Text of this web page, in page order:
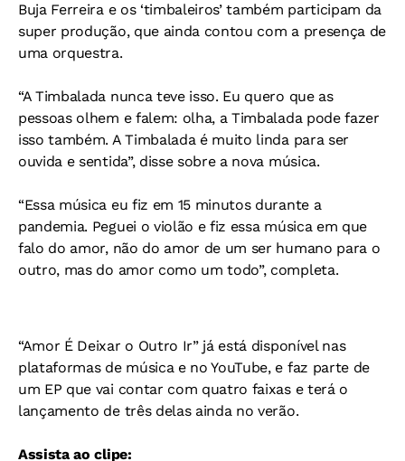
Buja Ferreira e os ‘timbaleiros’ também participam da
super produção, que ainda contou com a presença de
uma orquestra.
“A Timbalada nunca teve isso. Eu quero que as
pessoas olhem e falem: olha, a Timbalada pode fazer
isso também. A Timbalada é muito linda para ser
ouvida e sentida”, disse sobre a nova música.
“Essa música eu fiz em 15 minutos durante a
pandemia. Peguei o violão e fiz essa música em que
falo do amor, não do amor de um ser humano para o
outro, mas do amor como um todo”, completa.
“Amor É Deixar o Outro Ir” já está disponível nas
plataformas de música e no YouTube, e faz parte de
um EP que vai contar com quatro faixas e terá o
lançamento de três delas ainda no verão.
Assista ao clipe: